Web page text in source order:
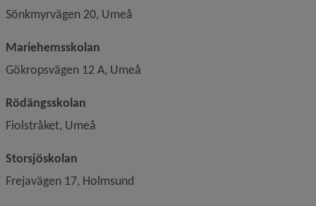
Sönkmyrvägen 20, Umeå
Mariehemsskolan
Gökropsvägen 12 A, Umeå
Rödängsskolan
Fiolstråket, Umeå
Storsjöskolan
Frejavägen 17, Holmsund